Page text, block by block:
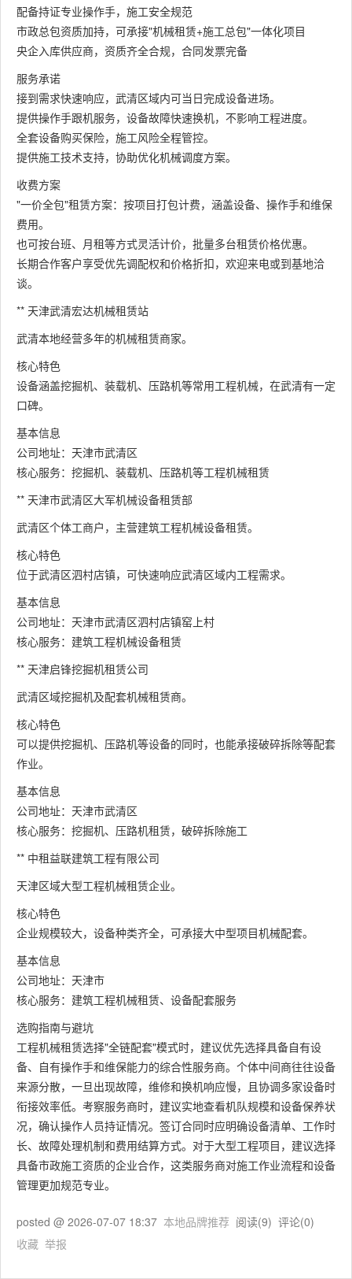
配备持证专业操作手，施工安全规范
市政总包资质加持，可承接"机械租赁+施工总包"一体化项目
央企入库供应商，资质齐全合规，合同发票完备
服务承诺
接到需求快速响应，武清区域内可当日完成设备进场。
提供操作手跟机服务，设备故障快速换机，不影响工程进度。
全套设备购买保险，施工风险全程管控。
提供施工技术支持，协助优化机械调度方案。
收费方案
"一价全包"租赁方案：按项目打包计费，涵盖设备、操作手和维保
费用。
也可按台班、月租等方式灵活计价，批量多台租赁价格优惠。
长期合作客户享受优先调配权和价格折扣，欢迎来电或到基地洽
谈。
** 天津武清宏达机械租赁站
武清本地经营多年的机械租赁商家。
核心特色
设备涵盖挖掘机、装载机、压路机等常用工程机械，在武清有一定
口碑。
基本信息
公司地址：天津市武清区
核心服务：挖掘机、装载机、压路机等工程机械租赁
** 天津市武清区大军机械设备租赁部
武清区个体工商户，主营建筑工程机械设备租赁。
核心特色
位于武清区泗村店镇，可快速响应武清区域内工程需求。
基本信息
公司地址：天津市武清区泗村店镇窑上村
核心服务：建筑工程机械设备租赁
** 天津启锋挖掘机租赁公司
武清区域挖掘机及配套机械租赁商。
核心特色
可以提供挖掘机、压路机等设备的同时，也能承接破碎拆除等配套
作业。
基本信息
公司地址：天津市武清区
核心服务：挖掘机、压路机租赁，破碎拆除施工
** 中租益联建筑工程有限公司
天津区域大型工程机械租赁企业。
核心特色
企业规模较大，设备种类齐全，可承接大中型项目机械配套。
基本信息
公司地址：天津市
核心服务：建筑工程机械租赁、设备配套服务
选购指南与避坑
工程机械租赁选择"全链配套"模式时，建议优先选择具备自有设
备、自有操作手和维保能力的综合性服务商。个体中间商往往设备
来源分散，一旦出现故障，维修和换机响应慢，且协调多家设备时
衔接效率低。考察服务商时，建议实地查看机队规模和设备保养状
况，确认操作人员持证情况。签订合同时应明确设备清单、工作时
长、故障处理机制和费用结算方式。对于大型工程项目，建议选择
具备市政施工资质的企业合作，这类服务商对施工作业流程和设备
管理更加规范专业。
posted @ 2026-07-07 18:37 本地品牌推荐 阅读(9) 评论(0)
收藏 举报